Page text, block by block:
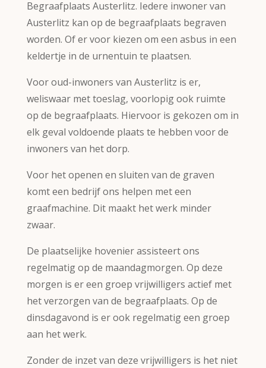
Begraafplaats Austerlitz. Iedere inwoner van
Austerlitz kan op de begraafplaats begraven
worden. Of er voor kiezen om een asbus in een
keldertje in de urnentuin te plaatsen.
Voor oud-inwoners van Austerlitz is er,
weliswaar met toeslag, voorlopig ook ruimte
op de begraafplaats. Hiervoor is gekozen om in
elk geval voldoende plaats te hebben voor de
inwoners van het dorp.
Voor het openen en sluiten van de graven
komt een bedrijf ons helpen met een
graafmachine. Dit maakt het werk minder
zwaar.
De plaatselijke hovenier assisteert ons
regelmatig op de maandagmorgen. Op deze
morgen is er een groep vrijwilligers actief met
het verzorgen van de begraafplaats. Op de
dinsdagavond is er ook regelmatig een groep
aan het werk.
Zonder de inzet van deze vrijwilligers is het niet